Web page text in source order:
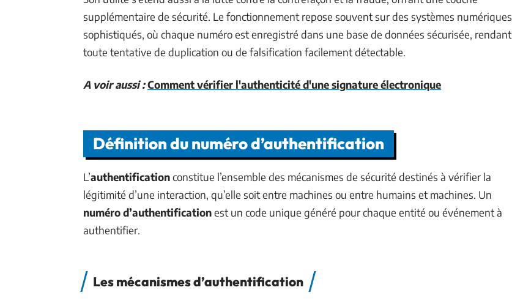
supplémentaire de sécurité. Le fonctionnement repose souvent sur des systèmes numériques
sophistiqués, où chaque numéro est enregistré dans une base de données sécurisée, rendant
toute tentative de duplication ou de falsification facilement détectable.
A voir aussi :Comment vérifier l'authenticité d'une signature électronique
Définition du numéro d’authentification
L’authentificationconstitue l’ensemble des mécanismes de sécurité destinés à vérifier la
légitimité d’une interaction, qu’elle soit entre machines ou entre humains et machines. Un
numéro d’authentificationest un code unique généré pour chaque entité ou événement à
authentifier.
Les mécanismes d’authentification